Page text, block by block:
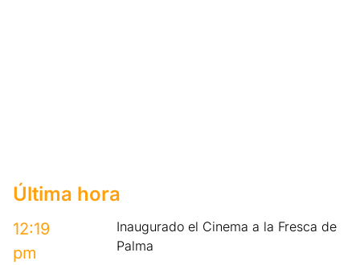
Última hora
12:19
pm
Inaugurado el Cinema a la Fresca de
Palma